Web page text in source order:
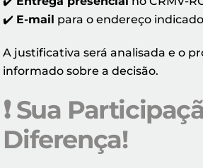
✔️ E-mail para o endereço
A justificativa será analisada e o
informado sobre a decisão.
❗Sua
Diferença!